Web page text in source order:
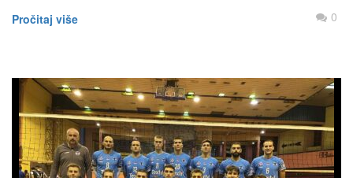
Pročitaj više 0